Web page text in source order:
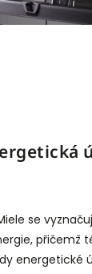
se
přičemž
energetické